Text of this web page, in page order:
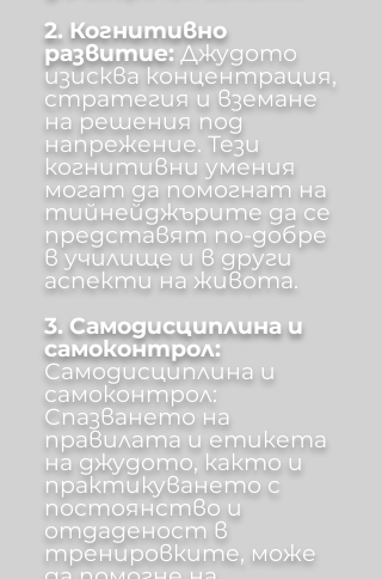
2. Когнитивно
развитие:Джудото
изисква концентрация,
стратегия и вземане
на решения под
напрежение. Тези
когнитивни умения
могат да помогнат на
тийнейджърите да се
представят по-добре
в училище и в други
аспекти на живота.
3. Самодисциплина и
самоконтрол:
Самодисциплина и
самоконтрол:
Спазването на
правилата и етикета
на джудото, както и
практикуването с
постоянство и
отдаденост в
тренировките, може